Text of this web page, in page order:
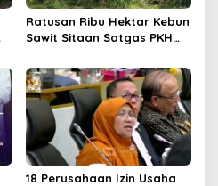
Ratusan Ribu Hektar Kebun
Sawit Sitaan Satgas PKH
18 Perusahaan Izin Usaha